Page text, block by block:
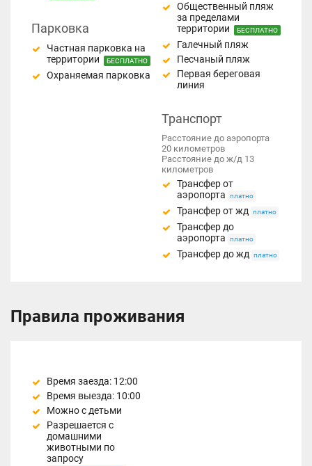
Парковка
Частная парковка на
территории
БЕСПЛАТНО
Охраняемая парковка
Общественный пляж
за пределами
территории
БЕСПЛАТНО
Галечный пляж
Песчаный пляж
Первая береговая
линия
Транспорт
Расстояние до аэропорта
20 километров
Расстояние до ж/д 13
километров
Трансфер от
аэропорта
платно
Трансфер от жд платно
Трансфер до
аэропорта
платно
Трансфер до жд платно
Правила проживания
Время заезда: 12:00
Время выезда: 10:00
Можно с детьми
Разрешается с
домашними
животными по
запросу